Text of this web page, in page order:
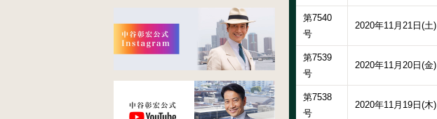
第7540
号
2020年11月21日(土)
第7539
号
2020年11月20日(金)
第7538
号
2020年11月19日(木)